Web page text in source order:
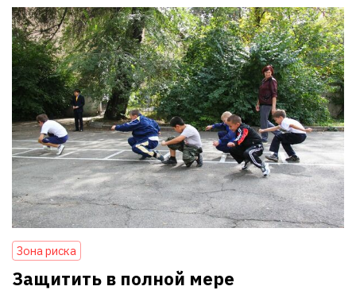
Зона риска
Защитить в полной мере